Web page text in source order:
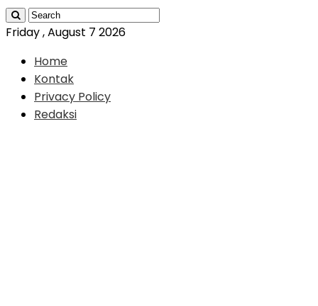
Friday , August 7 2026
Home
Kontak
Privacy Policy
Redaksi